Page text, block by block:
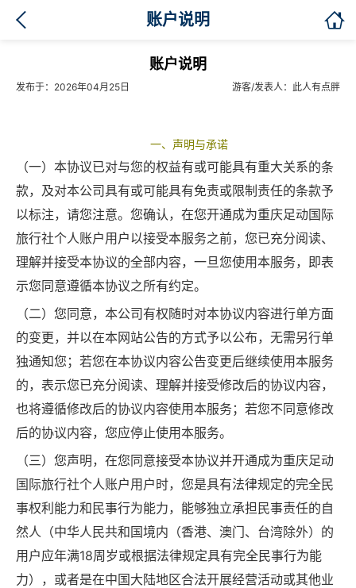
账户说明 
账户说明
发布于：2026年04月25日 游客/发表人：此人有点胖
一、声明与承诺
（一）本协议已对与您的权益有或可能具有重大关系的条
款，及对本公司具有或可能具有免责或限制责任的条款予
以标注，请您注意。您确认，在您开通成为重庆足动国际
旅行社个人账户用户以接受本服务之前，您已充分阅读、
理解并接受本协议的全部内容，一旦您使用本服务，即表
示您同意遵循本协议之所有约定。
（二）您同意，本公司有权随时对本协议内容进行单方面
的变更，并以在本网站公告的方式予以公布，无需另行单
独通知您；若您在本协议内容公告变更后继续使用本服务
的，表示您已充分阅读、理解并接受修改后的协议内容，
也将遵循修改后的协议内容使用本服务；若您不同意修改
后的协议内容，您应停止使用本服务。
（三）您声明，在您同意接受本协议并开通成为重庆足动
国际旅行社个人账户用户时，您是具有法律规定的完全民
事权利能力和民事行为能力，能够独立承担民事责任的自
然人（中华人民共和国境内（香港、澳门、台湾除外）的
用户应年满18周岁或根据法律规定具有完全民事行为能
力），或者是在中国大陆地区合法开展经营活动或其他业